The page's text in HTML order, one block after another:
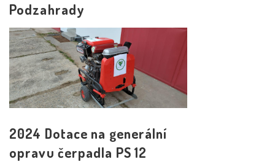
Podzahrady
2024 Dotace na generální
opravu čerpadla PS 12